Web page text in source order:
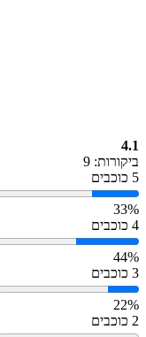
4.1
ביקורות: 9
5 כוכבים
33%
4 כוכבים
44%
3 כוכבים
22%
2 כוכבים